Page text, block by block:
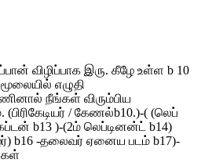
விழிப்பாக இரு. கீழே உள்ள b 10
எழுதி
நீங்கள் விரும்பிய
/ கேணல்b10.)-( (லெப்
b13 )-(2ம் லெப்டினன்ட் b14)
b16 -தலைவர் ஏனைய படம் b17)-